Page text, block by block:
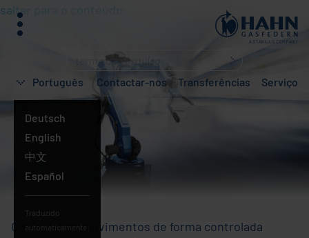
saltar para o conteúdo
menu
Português
Deutsch
English
中文
Español
Traduzido
automaticamente:
Contactar-nos Transferências Serviço
Controlar os movimentos de forma controlada
que
está
procurar?